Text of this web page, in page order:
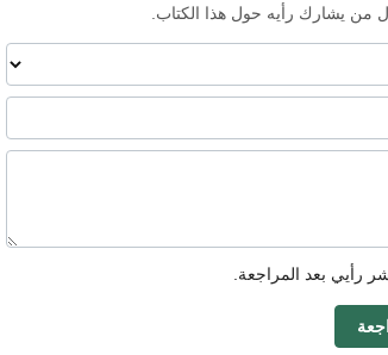
من يشارك رأيه حول هذا الكتاب.
رأيي بعد المراجعة.